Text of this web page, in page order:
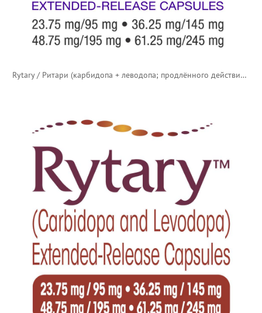
Rytary / Ритари (карбидопа + леводопа; продлённого действия) — новый логотип